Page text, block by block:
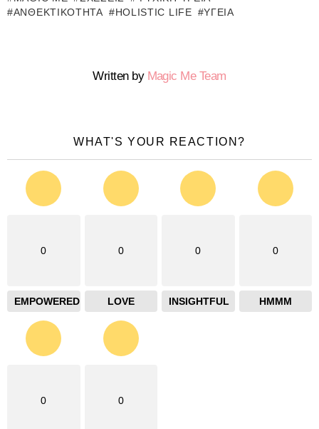
ΑΝΘΕΚΤΙΚΌΤΗΤΑ
HOLISTIC LIFE ΥΓΕΊΑ
Written by Magic Me Team
WHAT'S YOUR REACTION?
0
EMPOWERED
0
LOVE
0
INSIGHTFUL
0
HMMM
0 0